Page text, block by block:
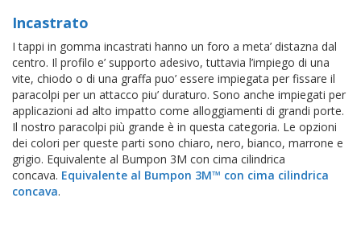
Incastrato
I tappi in gomma incastrati hanno un foro a meta’ distazna dal
centro. Il profilo e’ supporto adesivo, tuttavia l’impiego di una
vite, chiodo o di una graffa puo’ essere impiegata per fissare il
paracolpi per un attacco piu’ duraturo. Sono anche impiegati per
applicazioni ad alto impatto come alloggiamenti di grandi porte.
Il nostro paracolpi più grande è in questa categoria. Le opzioni
dei colori per queste parti sono chiaro, nero, bianco, marrone e
grigio. Equivalente al Bumpon 3M con cima cilindrica
concava. Equivalente al Bumpon 3M™ con cima cilindrica
concava.